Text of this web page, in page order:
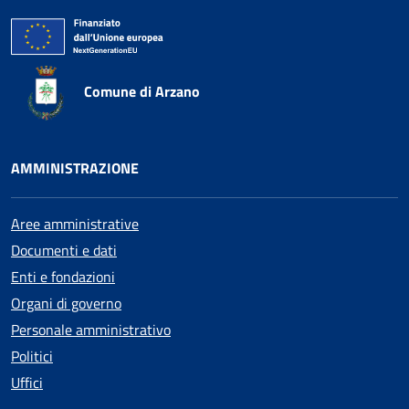
Comune di Arzano
AMMINISTRAZIONE
Aree amministrative
Documenti e dati
Enti e fondazioni
Organi di governo
Personale amministrativo
Politici
Uffici